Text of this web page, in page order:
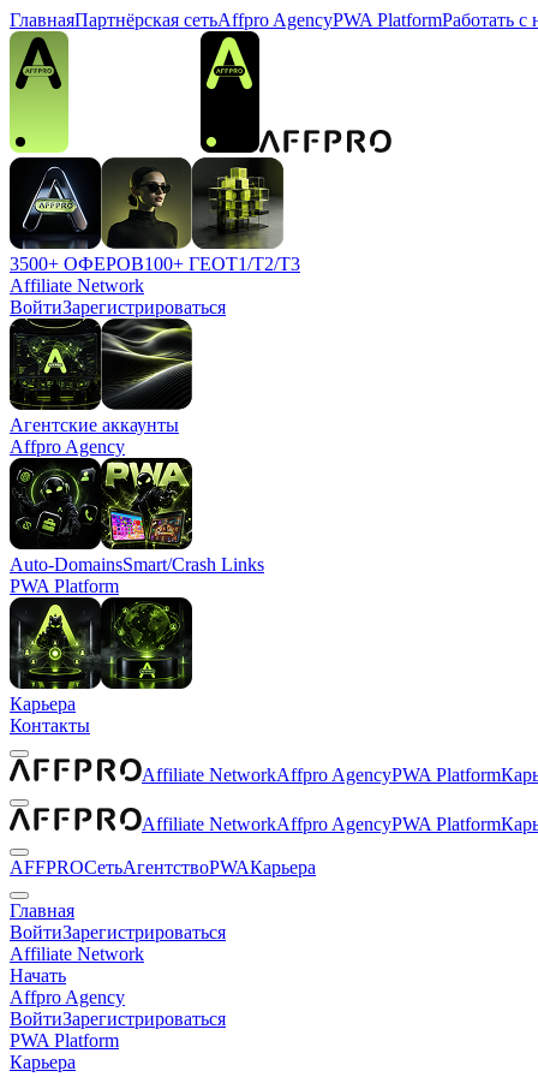
ГлавнаяПартнёрская сетьAffpro AgencyPWA PlatformРаботать с
3500+ ОФЕРОВ100+ ГЕОT1/T2/T3
Affiliate Network
ВойтиЗарегистрироваться
Агентские аккаунты
Affpro Agency
Auto-DomainsSmart/Crash Links
PWA Platform
Карьера
Контакты
Affiliate NetworkAffpro AgencyPWA Platform
Affiliate NetworkAffpro AgencyPWA Platform
AFFPROСетьАгентствоPWAКарьера
Главная
ВойтиЗарегистрироваться
Affiliate Network
Начать
Affpro Agency
ВойтиЗарегистрироваться
PWA Platform
Карьера